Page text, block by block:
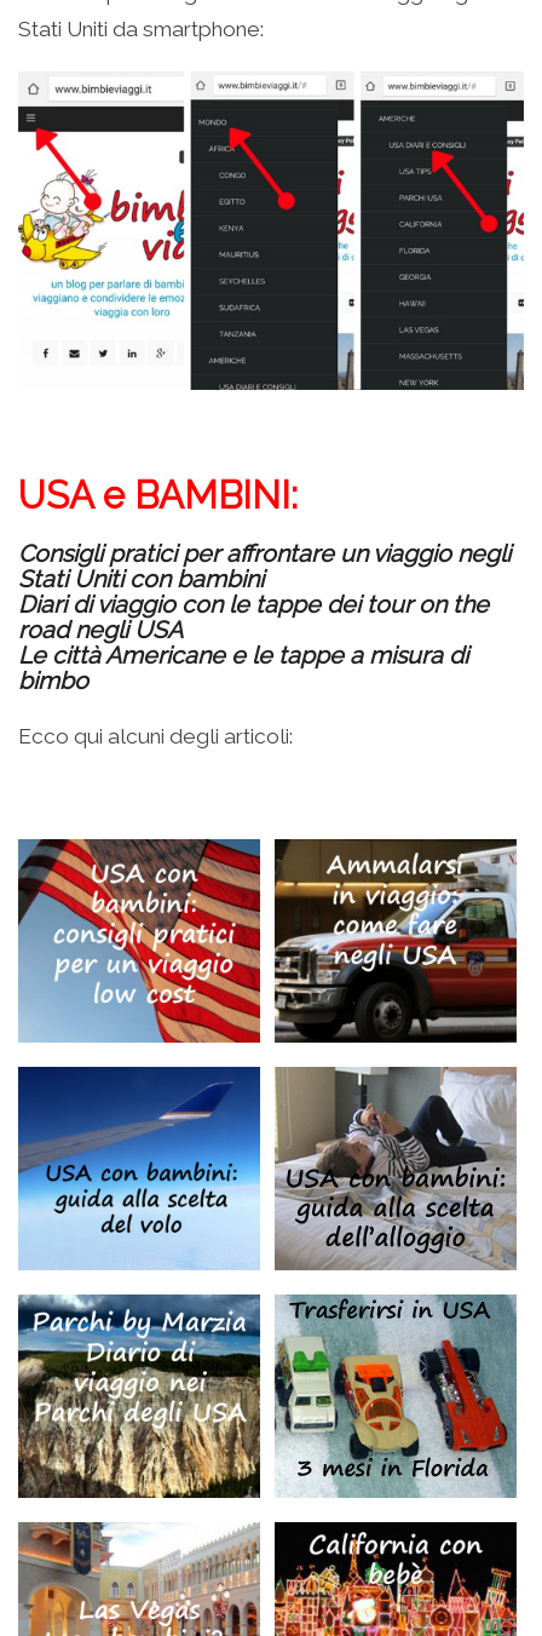
Stati Uniti da smartphone:
USA e BAMBINI:
Consigli pratici per affrontare un viaggio negli
Stati Uniti con bambini
Diari di viaggio con le tappe dei tour on the
road negli USA
Le città Americane e le tappe a misura di
bimbo
Ecco qui alcuni degli articoli: